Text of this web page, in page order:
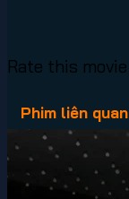
Rate this movie
Phim liên quan